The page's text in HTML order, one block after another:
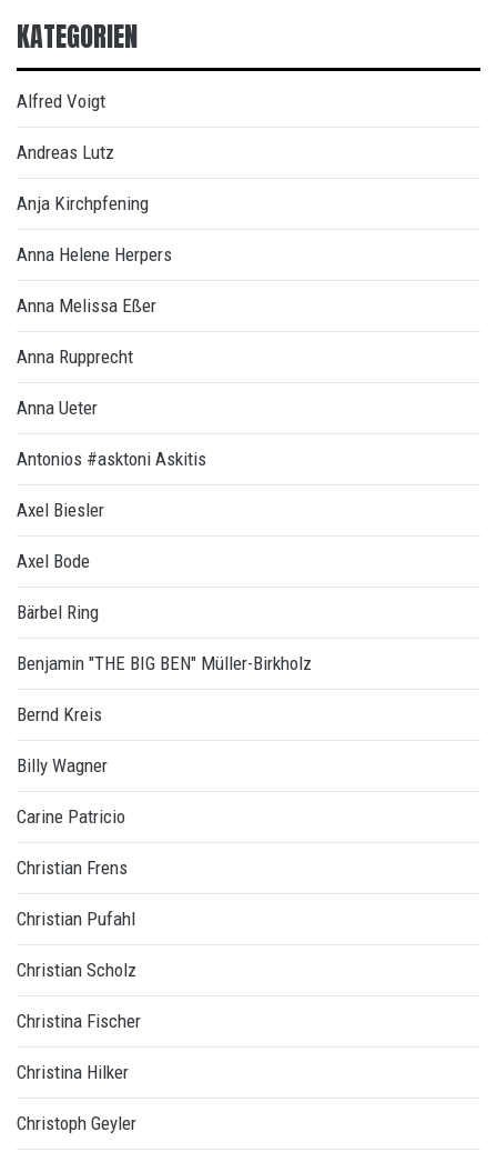
KATEGORIEN
Alfred Voigt
Andreas Lutz
Anja Kirchpfening
Anna Helene Herpers
Anna Melissa Eßer
Anna Rupprecht
Anna Ueter
Antonios #asktoni Askitis
Axel Biesler
Axel Bode
Bärbel Ring
Benjamin "THE BIG BEN" Müller-Birkholz
Bernd Kreis
Billy Wagner
Carine Patricio
Christian Frens
Christian Pufahl
Christian Scholz
Christina Fischer
Christina Hilker
Christoph Geyler